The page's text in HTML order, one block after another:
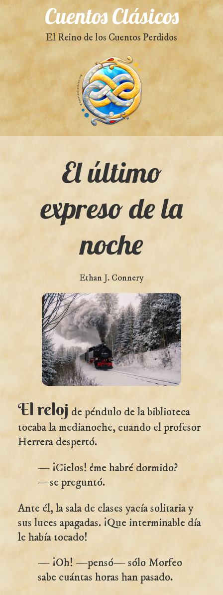
Cuentos Clásicos
El Reino de los Cuentos Perdidos
El último
expreso de la
noche
Ethan J. Connery
El reloj de péndulo de la biblioteca
tocaba la medianoche, cuando el profesor
Herrera despertó.
— ¡Cielos! ¿me habré dormido?
—se preguntó.
Ante él, la sala de clases yacía solitaria y
sus luces apagadas. ¡Que interminable día
le había tocado!
— ¡Oh! —pensó— sólo Morfeo
sabe cuántas horas han pasado.